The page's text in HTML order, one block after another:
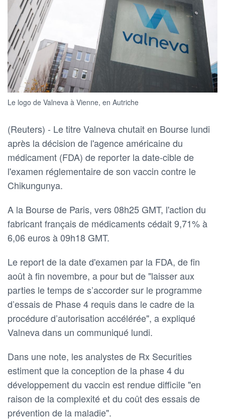
Le logo de Valneva à Vienne, en Autriche
(Reuters) - Le titre Valneva chutait en Bourse lundi
après la décision de l'agence américaine du
médicament (FDA) de reporter la date-cible de
l'examen réglementaire de son vaccin contre le
Chikungunya.
A la Bourse de Paris, vers 08h25 GMT, l'action du
fabricant français de médicaments cédait 9,71% à
6,06 euros à 09h18 GMT.
Le report de la date d'examen par la FDA, de fin
août à fin novembre, a pour but de "laisser aux
parties le temps de s’accorder sur le programme
d’essais de Phase 4 requis dans le cadre de la
procédure d’autorisation accélérée", a expliqué
Valneva dans un communiqué lundi.
Dans une note, les analystes de Rx Securities
estiment que la conception de la phase 4 du
développement du vaccin est rendue difficile "en
raison de la complexité et du coût des essais de
prévention de la maladie".